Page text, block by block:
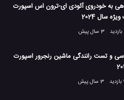
به خودروی آئودی ای-ترون اس اسپورت
سال 2024
3 سال پیش
و تست رانندگی ماشین رنجرور اسپورت
3 سال پیش